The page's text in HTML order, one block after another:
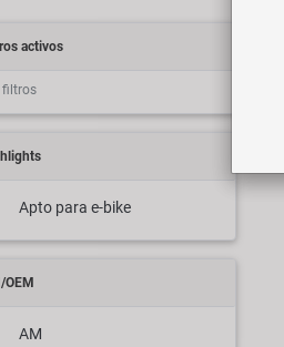
activos
filtros
Apto para e-bike
OEM
AM